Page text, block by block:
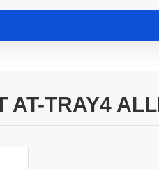
AT-TRAY4